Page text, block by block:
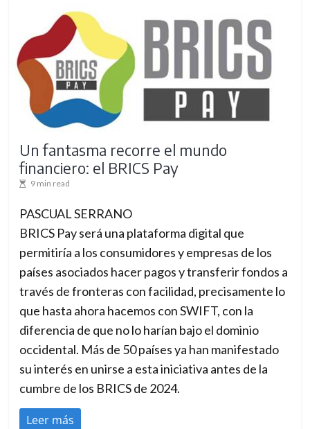
Un fantasma recorre el mundo
financiero: el BRICS Pay
9 min read
PASCUAL SERRANO
BRICS Pay será una plataforma digital que
permitiría a los consumidores y empresas de los
países asociados hacer pagos y transferir fondos a
través de fronteras con facilidad, precisamente lo
que hasta ahora hacemos con SWIFT, con la
diferencia de que no lo harían bajo el dominio
occidental. Más de 50 países ya han manifestado
su interés en unirse a esta iniciativa antes de la
cumbre de los BRICS de 2024.
Leer más